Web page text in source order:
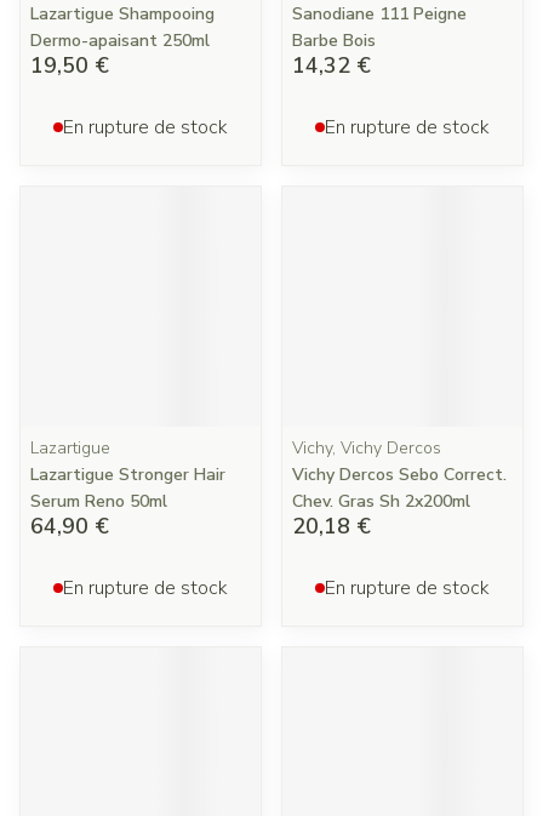
Lazartigue Shampooing
Dermo-apaisant 250ml
19,50 €
En rupture de stock
Sanodiane 111 Peigne
Barbe Bois
14,32 €
En rupture de stock
Lazartigue
Lazartigue Stronger Hair
Serum Reno 50ml
64,90 €
En rupture de stock
Vichy, Vichy Dercos
Vichy Dercos Sebo Correct.
Chev. Gras Sh 2x200ml
20,18 €
En rupture de stock